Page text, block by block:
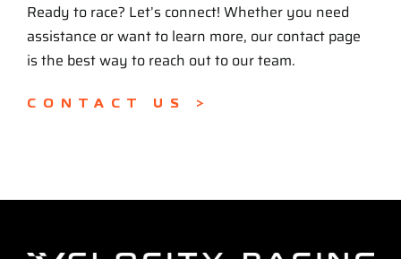
Ready to race? Let’s connect! Whether you need
assistance or want to learn more, our contact page
is the best way to reach out to our team.
CONTACT US >